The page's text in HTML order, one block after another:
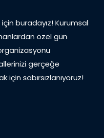
buradayız! Kurumsal
özel gün
gerçeğe
için sabırsızlanıyoruz!